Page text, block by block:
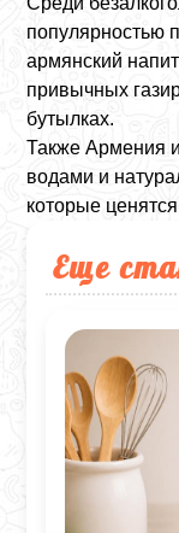
популярностью
армянский
привычных
бутылках.
Также Армения
водами и
которые
Еще